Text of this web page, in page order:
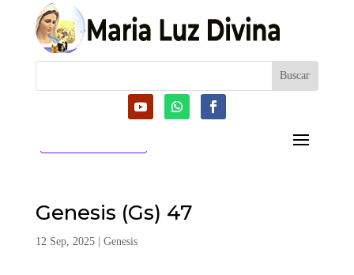
Genesis (Gs) 47
12 Sep, 2025| Genesis